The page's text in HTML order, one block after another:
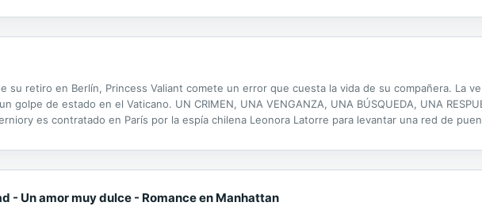
su retiro en Berlín, Princess Valiant comete un error que cuesta la vida de su compañera. La
golpe de estado en el Vaticano. UN CRIMEN, UNA VENGANZA, UNA BÚSQUEDA, UNA
es contratado en París por la espía chilena Leonora Latorre para levantar una red de
- Un amor muy dulce - Romance en Manhattan